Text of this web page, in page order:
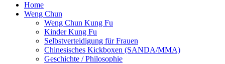
Home
Weng Chun
Weng Chun Kung Fu
Kinder Kung Fu
Selbstverteidigung für Frauen
Chinesisches Kickboxen (SANDA/MMA)
Geschichte / Philosophie